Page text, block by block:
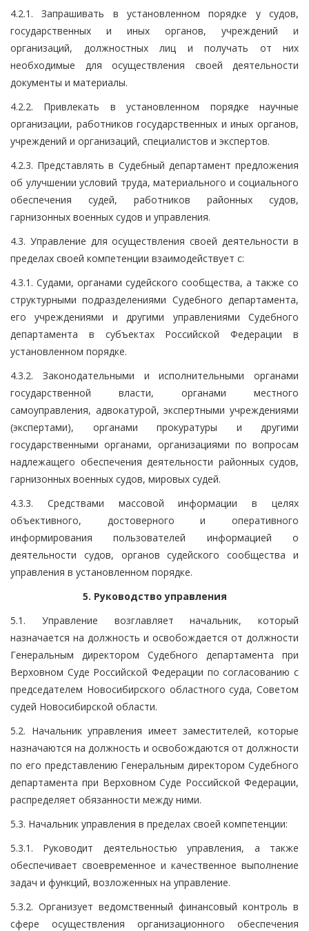
4.2.1. Запрашивать в установленном порядке у судов,
государственных и иных органов, учреждений и
организаций, должностных лиц и получать от них
необходимые для осуществления своей деятельности
документы и материалы.
4.2.2. Привлекать в установленном порядке научные
организации, работников государственных и иных органов,
учреждений и организаций, специалистов и экспертов.
4.2.3. Представлять в Судебный департамент предложения
об улучшении условий труда, материального и социального
обеспечения судей, работников районных судов,
гарнизонных военных судов и управления.
4.3. Управление для осуществления своей деятельности в
пределах своей компетенции взаимодействует с:
4.3.1. Судами, органами судейского сообщества, а также со
структурными подразделениями Судебного департамента,
его учреждениями и другими управлениями Судебного
департамента в субъектах Российской Федерации в
установленном порядке.
4.3.2. Законодательными и исполнительными органами
государственной власти, органами местного
самоуправления, адвокатурой, экспертными учреждениями
(экспертами), органами прокуратуры и другими
государственными органами, организациями по вопросам
надлежащего обеспечения деятельности районных судов,
гарнизонных военных судов, мировых судей.
4.3.3. Средствами массовой информации в целях
объективного, достоверного и оперативного
информирования пользователей информацией о
деятельности судов, органов судейского сообщества и
управления в установленном порядке.
5. Руководство управления
5.1. Управление возглавляет начальник, который
назначается на должность и освобождается от должности
Генеральным директором Судебного департамента при
Верховном Суде Российской Федерации по согласованию с
председателем Новосибирского областного суда, Советом
судей Новосибирской области.
5.2. Начальник управления имеет заместителей, которые
назначаются на должность и освобождаются от должности
по его представлению Генеральным директором Судебного
департамента при Верховном Суде Российской Федерации,
распределяет обязанности между ними.
5.3. Начальник управления в пределах своей компетенции:
5.3.1. Руководит деятельностью управления, а также
обеспечивает своевременное и качественное выполнение
задач и функций, возложенных на управление.
5.3.2. Организует ведомственный финансовый контроль в
сфере осуществления организационного обеспечения